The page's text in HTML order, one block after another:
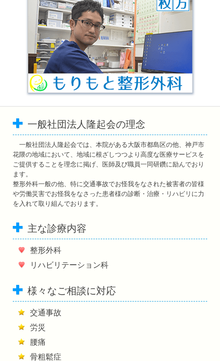
一般社団法人隆起会の理念
一般社団法人隆起会では、本院がある大阪市都島区の他、神戸市
花隈の地域において、地域に根ざしつつより高度な医療サービスを
ご提供することを理念に掲げ、医師及び職員一同研鑽に励んでおり
ます。
整形外科一般の他、特に交通事故でお怪我をなされた被害者の皆様
や労働災害でお怪我をなさった患者様の診断・治療・リハビリに力
を入れて取り組んでおります。
主な診療内容
整形外科
リハビリテーション科
様々なご相談に対応
交通事故
労災
腰痛
骨粗鬆症